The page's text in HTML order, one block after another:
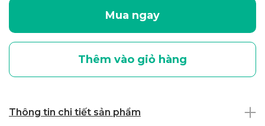
Mua ngay
Thêm vào giỏ hàng
Thông tin chi tiết sản phẩm